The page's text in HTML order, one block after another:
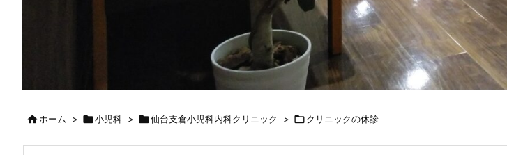
ホーム > 小児科 > 仙台支倉小児科内科クリニック > クリニックの休診